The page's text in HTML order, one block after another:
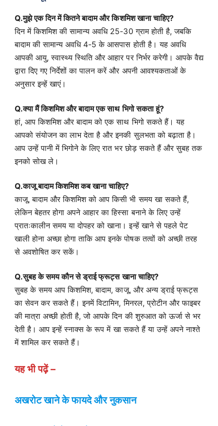
Q.मुझे एक दिन में कितने बादाम और किशमिश खाना चाहिए?
दिन में किशमिश की सामान्य अवधि 25-30 ग्राम होती है, जबकि
बादाम की सामान्य अवधि 4-5 के आसपास होती है। यह अवधि
आपकी आयु, स्वास्थ्य स्थिति और आहार पर निर्भर करेगी। आपके वैद्य
द्वारा दिए गए निर्देशों का पालन करें और अपनी आवश्यकताओं के
अनुसार इन्हें खाएं।
Q.क्या मैं किशमिश और बादाम एक साथ भिगो सकता हूं?
हां, आप किशमिश और बादाम को एक साथ भिगो सकते हैं। यह
आपको संयोजन का लाभ देता है और इनकी सुलभता को बढ़ाता है।
आप उन्हें पानी में भिगोने के लिए रात भर छोड़ सकते हैं और सुबह तक
इनको सोख ले।
Q.काजू बादाम किशमिश कब खाना चाहिए?
काजू, बादाम और किशमिश को आप किसी भी समय खा सकते हैं,
लेकिन बेहतर होगा अपने आहार का हिस्सा बनाने के लिए उन्हें
प्रातःकालीन समय या दोपहर को खाना। इन्हें खाने से पहले पेट
खाली होना अच्छा होगा ताकि आप इनके पोषक तत्वों को अच्छी तरह
से अवशोषित कर सकें।
Q.सुबह के समय कौन से ड्राई फ्रूट्स खाना चाहिए?
सुबह के समय आप किशमिश, बादाम, काजू, और अन्य ड्राई फ्रूट्स
का सेवन कर सकते हैं। इनमें विटामिन, मिनरल, प्रोटीन और फाइबर
की मात्रा अच्छी होती है, जो आपके दिन की शुरुआत को ऊर्जा से भर
देती है। आप इन्हें स्नाक्स के रूप में खा सकते हैं या उन्हें अपने नाश्ते
में शामिल कर सकते हैं।
यह भी पढ़ें –
अखरोट खाने के फायदे और नुकसान